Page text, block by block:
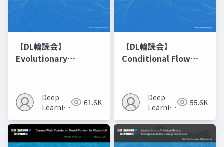
【DL輪読会】
Evolutionary
Recipes モデルマージ
の進化的最適化
Deep
Learning
61.6K
【DL輪読会】
Conditional Flow
Deep
Learning
55.6K